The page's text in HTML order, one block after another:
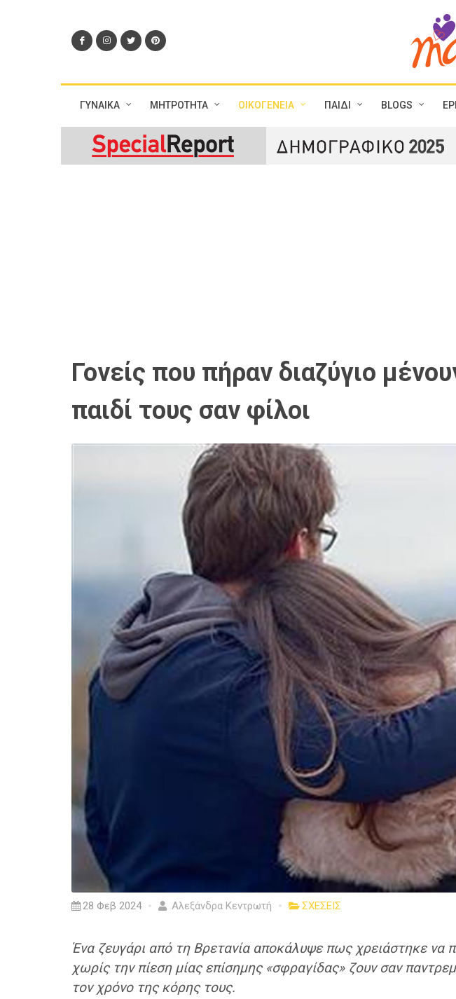
ΓΥΝΑΙΚΑ ΜΗΤΡΟΤΗΤΑ ΟΙΚΟΓΕΝΕΙΑ ΠΑΙΔΙ BLOGS
Γονείς που πήραν διαζύγιο
παιδί τους σαν φίλοι
28 Φεβ 2024 Αλεξάνδρα Κεντρωτή ΣΧΕΣΕΙΣ
Ένα ζευγάρι από τη Βρετανία αποκάλυψε πως χρειάστηκε να
χωρίς την πίεση μίας επίσημης «σφραγίδας» ζουν σαν
τον χρόνο της κόρης τους.